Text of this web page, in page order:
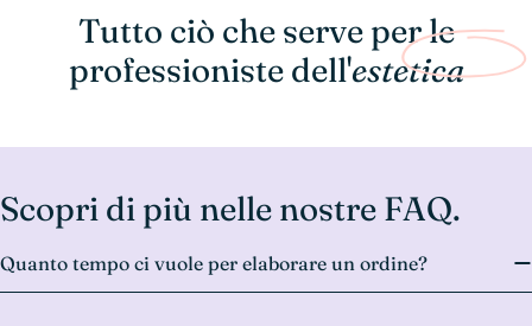
Tutto ciò che serve per le
professioniste dell'estetica
Scopri di più nelle nostre FAQ.
Quanto tempo ci vuole per elaborare un ordine?